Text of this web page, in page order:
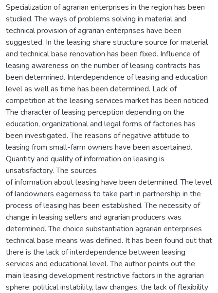
Specialization of agrarian enterprises in the region has been
studied. The ways of problems solving in material and
technical provision of agrarian enterprises have been
suggested. In the leasing share structure source for material
and technical base renovation has been fixed. Influence of
leasing awareness on the number of leasing contracts has
been determined. Interdependence of leasing and education
level as well as time has been determined. Lack of
competition at the leasing services market has been noticed.
The character of leasing perception depending on the
education, organizational and legal forms of factories has
been investigated. The reasons of negative attitude to
leasing from small-farm owners have been ascertained.
Quantity and quality of information on leasing is
unsatisfactory. The sources
of information about leasing have been determined. The level
of landowners eagerness to take part in partnership in the
process of leasing has been established. The necessity of
change in leasing sellers and agrarian producers was
determined. The choice substantiation agrarian enterprises
technical base means was defined. It has been found out that
there is the lack of interdependence between leasing
services and educational level. The author points out the
main leasing development restrictive factors in the agrarian
sphere: political instability, law changes, the lack of flexibility